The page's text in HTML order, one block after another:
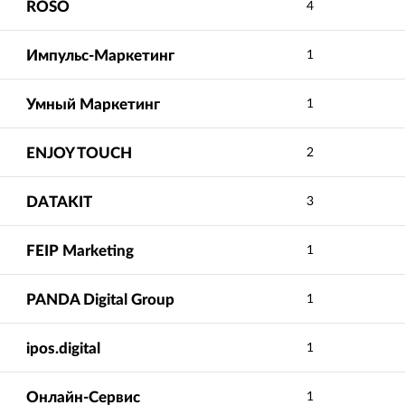
ROSO 4
Импульс-Маркетинг 1
Умный Маркетинг 1
ENJOY TOUCH 2
DATAKIT 3
FEIP Marketing 1
PANDA Digital Group 1
ipos.digital 1
Онлайн-Сервис 1